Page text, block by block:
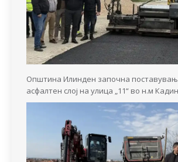
Општина Илинден започна
асфалтен слој на улица „11“ во н.м